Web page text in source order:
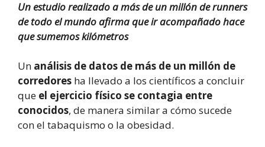
Un estudio realizado a más de un millón de runners
de todo el mundo afirma que ir acompañado hace
que sumemos kilómetros
Un análisis de datos de más de un millón de
corredores ha llevado a los científicos a concluir
que el ejercicio físico se contagia entre
conocidos, de manera similar a cómo sucede
con el tabaquismo o la obesidad.